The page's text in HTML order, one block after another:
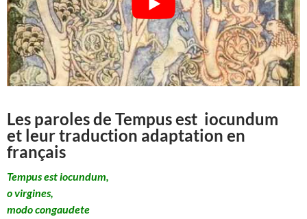
Les paroles de Tempus est iocundum
et leur traduction adaptation en
français
Tempus est iocundum,
o virgines,
modo congaudete